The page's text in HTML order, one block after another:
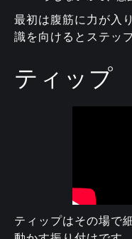
最初は腹筋に力が入
識を向けるとステッ
ティップ
ティップはその場で